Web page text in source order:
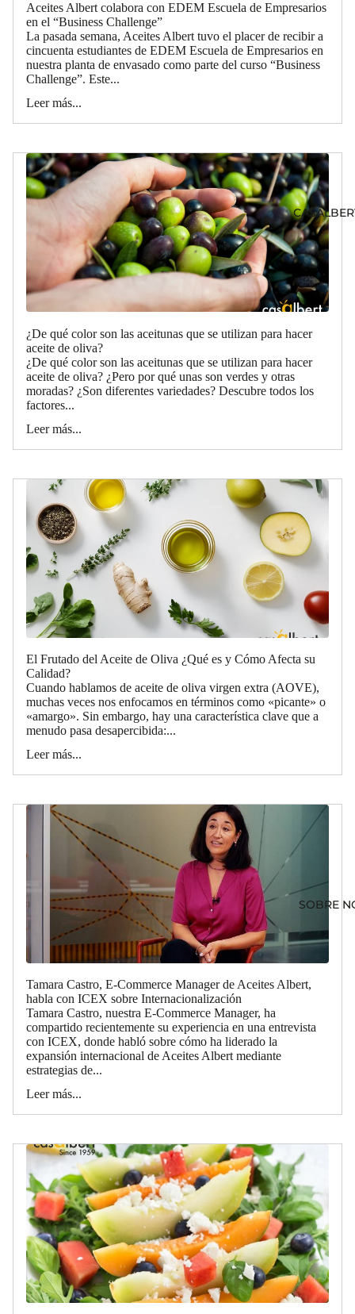
SOBRE
Aceites Albert colabora con EDEM Escuela de Empresarios
en el “Business Challenge”
La pasada semana, Aceites Albert tuvo el placer de recibir a
cincuenta estudiantes de EDEM Escuela de Empresarios en
nuestra planta de envasado como parte del curso “Business
Challenge”. Este...
Leer más...
¿De qué color son las aceitunas que se utilizan para hacer
aceite de oliva?
¿De qué color son las aceitunas que se utilizan para hacer
aceite de oliva? ¿Pero por qué unas son verdes y otras
moradas? ¿Son diferentes variedades? Descubre todos los
factores...
Leer más...
El Frutado del Aceite de Oliva ¿Qué es y Cómo Afecta su
Calidad?
Cuando hablamos de aceite de oliva virgen extra (AOVE),
muchas veces nos enfocamos en términos como «picante» o
«amargo». Sin embargo, hay una característica clave que a
menudo pasa desapercibida:...
Leer más...
Tamara Castro, E-Commerce Manager de Aceites Albert,
habla con ICEX sobre Internacionalización
Tamara Castro, nuestra E-Commerce Manager, ha
compartido recientemente su experiencia en una entrevista
con ICEX, donde habló sobre cómo ha liderado la
expansión internacional de Aceites Albert mediante
estrategias de...
Leer más...